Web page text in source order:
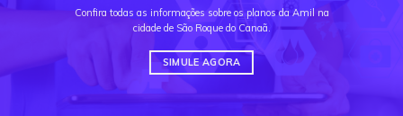
Confira todas as informações sobre os planos da Amil na
cidade de São Roque do Canaã.
SIMULE AGORA